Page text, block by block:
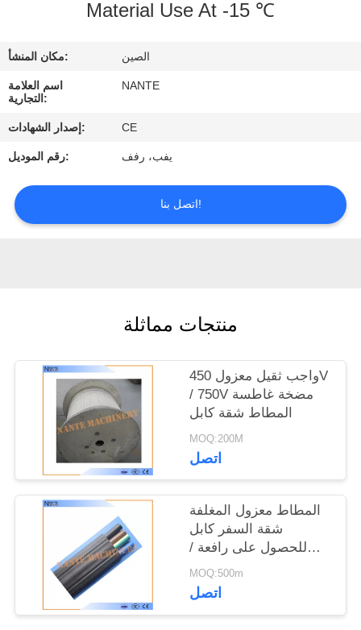
الجودة
اتصل
بنا
طلب
اقتباس
Material Use At -15 ℃
مكان المنشأ: الصين
اسم العلامة
التجارية:
NANTE
إصدار الشهادات: CE
رقم الموديل: يفب، رفف
اتصل بنا!
منتجات مماثلة
واجب ثقيل معزول 450V
/ 750V مضخة غاطسة
المطاط شقة كابل
MOQ:200M
اتصل
المطاط معزول المغلفة
شقة السفر كابل
للحصول على رافعة /
رافعة 6 × 2.5MOQ:500m
اتصل